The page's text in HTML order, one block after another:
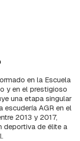
en la Escuela
y en el prestigioso
una etapa singular
AGR en el
2013 y 2017,
deportiva de élite a